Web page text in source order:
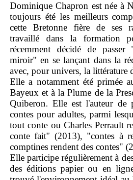
Dominique Chapron est née à
toujours été les meilleurs
cette Bretonne fière de ses
travaillé dans la formation
récemment décidé de
miroir" en se lançant dans la
avec, pour univers, la littérature
Elle a notamment été primée
Bayeux et à la Plume de la
Quiberon. Elle est l'auteur de
contes pour adultes, parmi
tout conte ou Charles Perrault
conte fait" (2013), "contes à
comptines rendent des contes"
Elle participe régulièrement à
des éditions papier ou en